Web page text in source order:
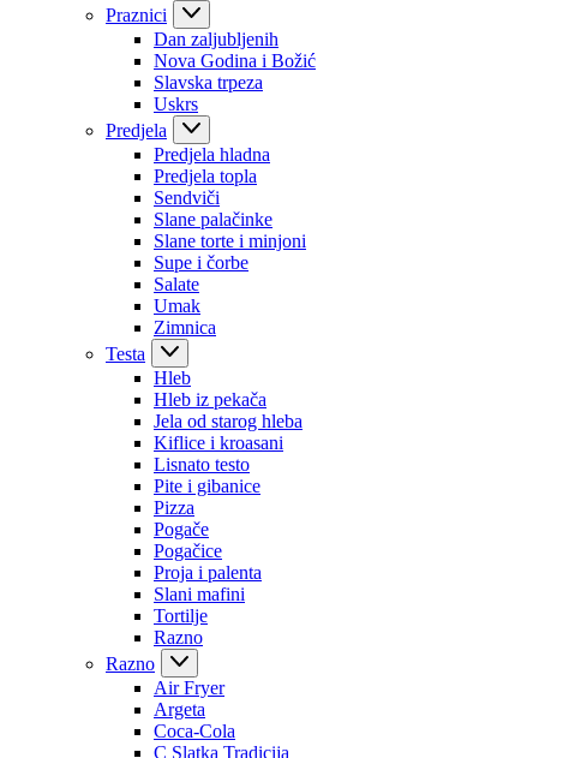
Praznici
Dan zaljubljenih
Nova Godina i Božić
Slavska trpeza
Uskrs
Predjela
Predjela hladna
Predjela topla
Sendviči
Slane palačinke
Slane torte i minjoni
Supe i čorbe
Salate
Umak
Zimnica
Testa
Hleb
Hleb iz pekača
Jela od starog hleba
Kiflice i kroasani
Lisnato testo
Pite i gibanice
Pizza
Pogače
Pogačice
Proja i palenta
Slani mafini
Tortilje
Razno
Razno
Air Fryer
Argeta
Coca-Cola
C Slatka Tradicija